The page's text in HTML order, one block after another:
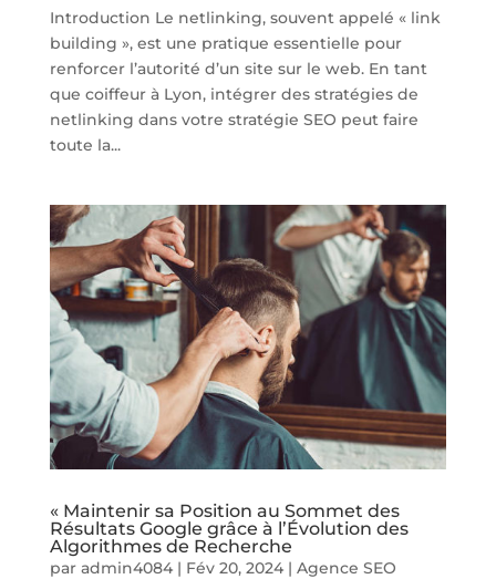
Introduction Le netlinking, souvent appelé « link
building », est une pratique essentielle pour
renforcer l’autorité d’un site sur le web. En tant
que coiffeur à Lyon, intégrer des stratégies de
netlinking dans votre stratégie SEO peut faire
toute la...
« Maintenir sa Position au Sommet des
Résultats Google grâce à l’Évolution des
Algorithmes de Recherche
par admin4084| Fév 20, 2024| Agence SEO